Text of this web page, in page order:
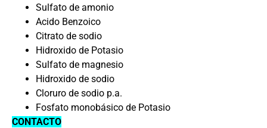
Sulfato de amonio
Acido Benzoico
Citrato de sodio
Hidroxido de Potasio
Sulfato de magnesio
Hidroxido de sodio
Cloruro de sodio p.a.
Fosfato monobásico de Potasio
CONTACTO